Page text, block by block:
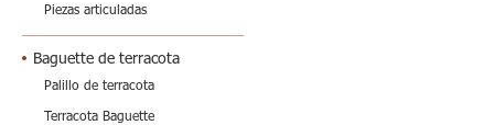
Piezas articuladas
Baguette de terracota
Palillo de terracota
Terracota Baguette